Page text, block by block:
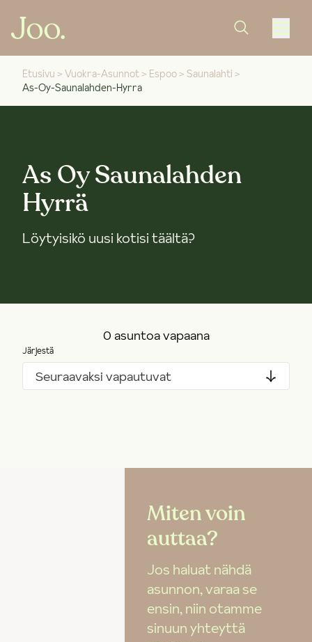
Etusivu > Vuokra-Asunnot > Espoo > Saunalahti >
As-Oy-Saunalahden-Hyrra
As Oy Saunalahden
Hyrrä
Löytyisikö uusi kotisi täältä?
0 asuntoa vapaana
Järjestä
Seuraavaksi vapautuvat
Miten voin
auttaa?
Jos haluat nähdä
asunnon, varaa se
ensin, niin otamme
sinuun yhteyttä